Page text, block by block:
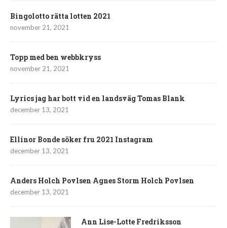
Bingolotto rätta lotten 2021
november 21, 2021
Topp med ben webbkryss
november 21, 2021
Lyrics jag har bott vid en landsväg Tomas Blank
december 13, 2021
Ellinor Bonde söker fru 2021 Instagram
december 13, 2021
Anders Holch Povlsen Agnes Storm Holch Povlsen
december 13, 2021
Ann Lise-Lotte Fredriksson